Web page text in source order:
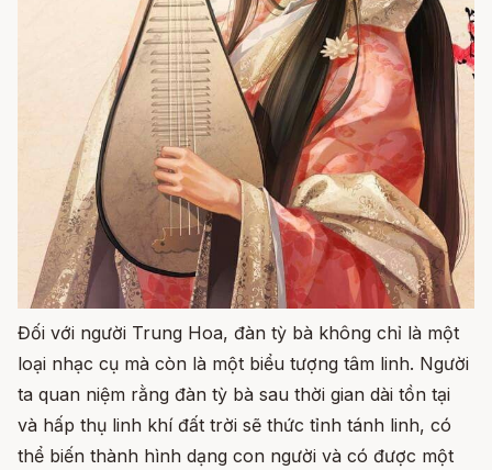
Đối với người Trung Hoa, đàn tỳ bà không chỉ là một
loại nhạc cụ mà còn là một biểu tượng tâm linh. Người
ta quan niệm rằng đàn tỳ bà sau thời gian dài tồn tại
và hấp thụ linh khí đất trời sẽ thức tỉnh tánh linh, có
thể biến thành hình dạng con người và có được một